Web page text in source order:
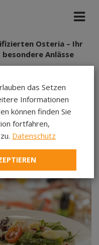
Osteria – Ihr
Anlässe
besonderes Jubiläum
idealen Rahmen für
Wir gestalten Ihre
und erstellen
das Setzen
Informationen
können finden Sie
fortfahren,
Datenschutz